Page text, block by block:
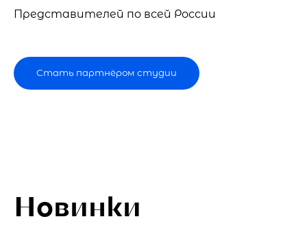
Представителей по всей России
Стать партнёром студии
Новинки